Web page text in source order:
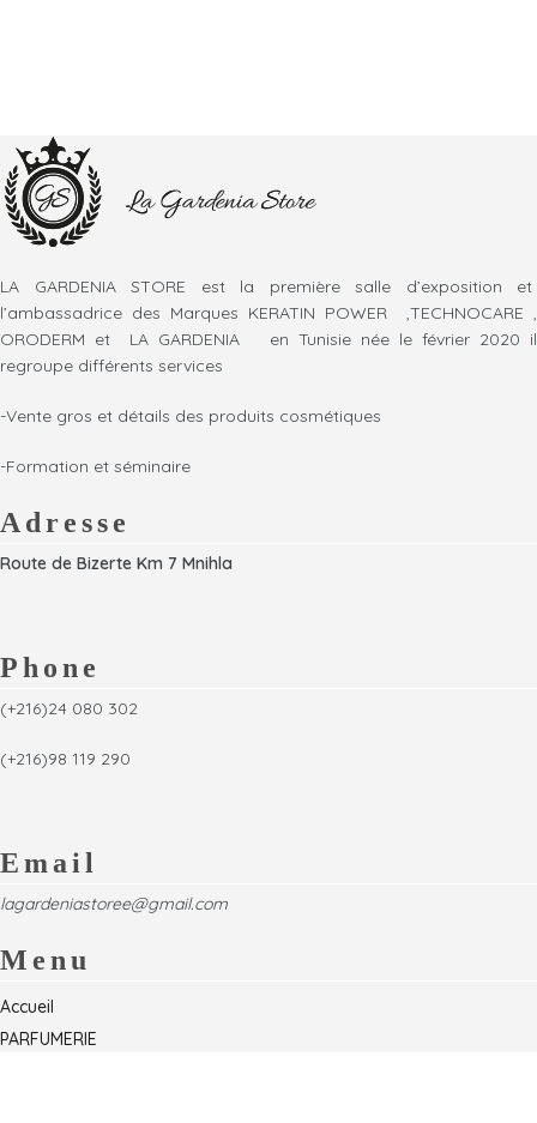
LA GARDENIA STORE est la première salle d’exposition et
l’ambassadrice des Marques KERATIN POWER ,TECHNOCARE ,
ORODERM et LA GARDENIA en Tunisie née le février 2020 il
regroupe différents services
-Vente gros et détails des produits cosmétiques
-Formation et séminaire
Adresse
Route de Bizerte Km 7 Mnihla
Phone
(+216)24 080 302
(+216)98 119 290
Email
lagardeniastoree@gmail.com
Menu
Accueil
PARFUMERIE